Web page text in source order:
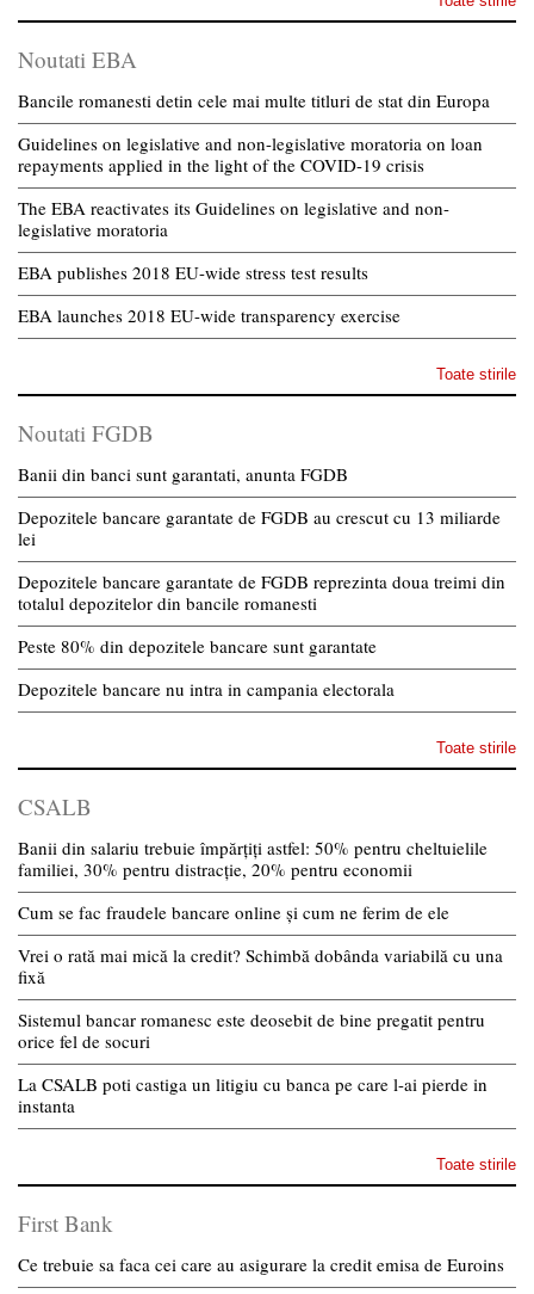
Noutati EBA
Bancile romanesti detin cele mai multe titluri de stat din Europa
Guidelines on legislative and non-legislative moratoria on loan
repayments applied in the light of the COVID-19 crisis
The EBA reactivates its Guidelines on legislative and non-
legislative moratoria
EBA publishes 2018 EU-wide stress test results
EBA launches 2018 EU-wide transparency exercise
Toate stirile
Noutati FGDB
Banii din banci sunt garantati, anunta FGDB
Depozitele bancare garantate de FGDB au crescut cu 13 miliarde
lei
Depozitele bancare garantate de FGDB reprezinta doua treimi din
totalul depozitelor din bancile romanesti
Peste 80% din depozitele bancare sunt garantate
Depozitele bancare nu intra in campania electorala
Toate stirile
CSALB
Banii din salariu trebuie împărțiți astfel: 50% pentru cheltuielile
familiei, 30% pentru distracție, 20% pentru economii
Cum se fac fraudele bancare online și cum ne ferim de ele
Vrei o rată mai mică la credit? Schimbă dobânda variabilă cu una
fixă
Sistemul bancar romanesc este deosebit de bine pregatit pentru
orice fel de socuri
La CSALB poti castiga un litigiu cu banca pe care l-ai pierde in
instanta
Toate stirile
First Bank
Ce trebuie sa faca cei care au asigurare la credit emisa de Euroins